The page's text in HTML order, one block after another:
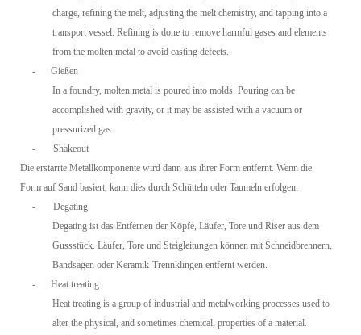
charge, refining the melt, adjusting the melt chemistry, and tapping into a
transport vessel. Refining is done to remove harmful gases and elements
from the molten metal to avoid casting defects.
-
Gießen
In a foundry, molten metal is poured into molds. Pouring can be
accomplished with gravity, or it may be assisted with a vacuum or
pressurized gas.
-
Shakeout
Die erstarrte Metallkomponente wird dann aus ihrer Form entfernt. Wenn die
Form auf Sand basiert, kann dies durch Schütteln oder Taumeln erfolgen.
-
Degating
Degating ist das Entfernen der Köpfe, Läufer, Tore und Riser aus dem
Gussstück. Läufer, Tore und Steigleitungen können mit Schneidbrennern,
Bandsägen oder Keramik-Trennklingen entfernt werden.
-
Heat treating
Heat treating is a group of industrial and metalworking processes used to
alter the physical, and sometimes chemical, properties of a material.